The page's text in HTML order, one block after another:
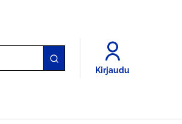
Kirjaudu